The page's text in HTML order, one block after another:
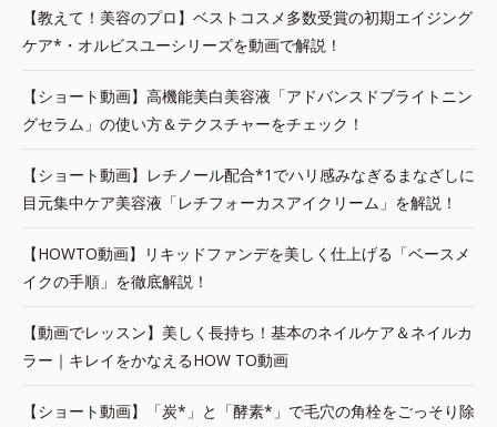
【教えて！美容のプロ】ベストコスメ多数受賞の初期エイジング
ケア*・オルビスユーシリーズを動画で解説！
【ショート動画】高機能美白美容液「アドバンスドブライトニン
グセラム」の使い方＆テクスチャーをチェック！
【ショート動画】レチノール配合*1でハリ感みなぎるまなざしに
目元集中ケア美容液「レチフォーカスアイクリーム」を解説！
【HOWTO動画】リキッドファンデを美しく仕上げる「ベースメ
イクの手順」を徹底解説！
【動画でレッスン】美しく長持ち！基本のネイルケア＆ネイルカ
ラー｜キレイをかなえるHOW TO動画
【ショート動画】「炭*」と「酵素*」で毛穴の角栓をごっそり除